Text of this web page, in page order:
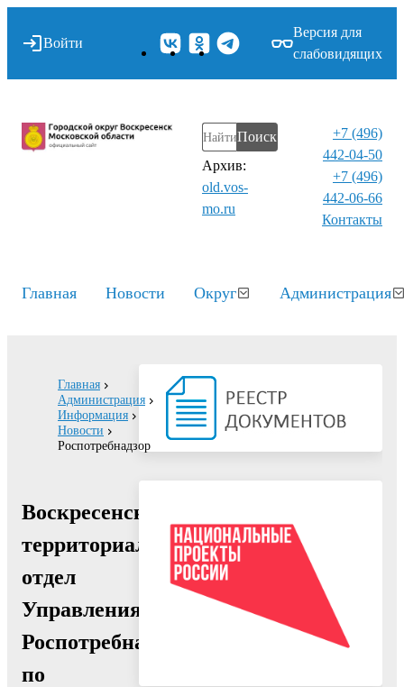
Войти
Версия для
слабовидящих
Поиск
Архив:
old.vos-
mo.ru
+7 (496)
442-04-50
+7 (496)
442-06-66
Контакты⁠
Главная Новости Округ Администрация
Главная
Администрация
Информация
Новости
Роспотребнадзор
Воскресенский
территориальный
отдел
Управления
Роспотребнадзора
по